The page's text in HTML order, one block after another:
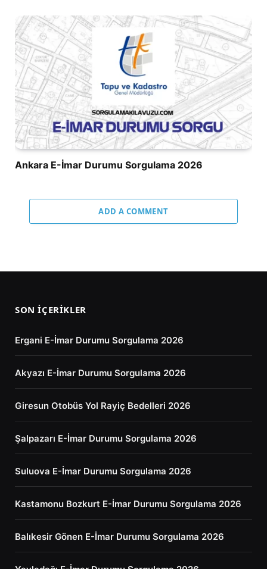
Ankara E-İmar Durumu Sorgulama 2026
ADD A COMMENT
SON İÇERIKLER
Ergani E-İmar Durumu Sorgulama 2026
Akyazı E-İmar Durumu Sorgulama 2026
Giresun Otobüs Yol Rayiç Bedelleri 2026
Şalpazarı E-İmar Durumu Sorgulama 2026
Suluova E-İmar Durumu Sorgulama 2026
Kastamonu Bozkurt E-İmar Durumu Sorgulama 2026
Balıkesir Gönen E-İmar Durumu Sorgulama 2026